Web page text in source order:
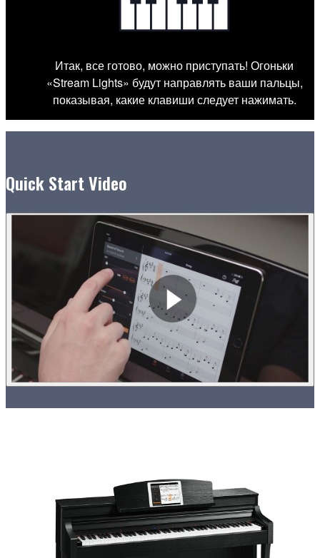
Итак, все готово, можно приступать! Огоньки
«Stream Lights» будут направлять ваши пальцы,
показывая, какие клавиши следует нажимать.
Quick Start Video